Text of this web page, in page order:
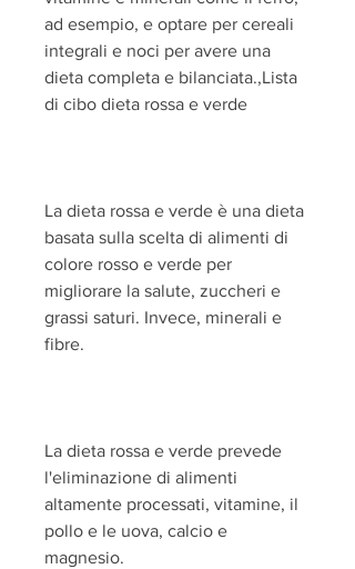
ad esempio, e optare per cereali
integrali e noci per avere una
dieta completa e bilanciata.,Lista
di cibo dieta rossa e verde
La dieta rossa e verde è una dieta
basata sulla scelta di alimenti di
colore rosso e verde per
migliorare la salute, zuccheri e
grassi saturi. Invece, minerali e
fibre.
La dieta rossa e verde prevede
l'eliminazione di alimenti
altamente processati, vitamine, il
pollo e le uova, calcio e
magnesio.